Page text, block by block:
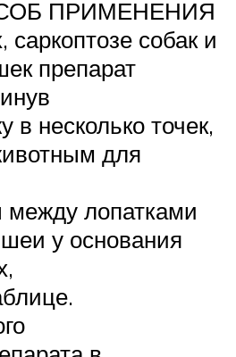
ПРИМЕНЕНИЯ
собак и
препарат
в несколько точек,
для
между лопатками
у основания